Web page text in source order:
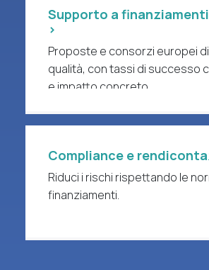
Supporto a
>
Proposte e consorzi europei
qualità, con tassi di successo
e impatto concreto.
Compliance e
Riduci i rischi rispettando le
finanziamenti.